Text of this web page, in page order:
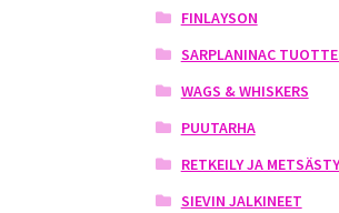
FINLAYSON
SARPLANINAC
WAGS & WHISKERS
PUUTARHA
RETKEILY JA
SIEVIN JALKINEET